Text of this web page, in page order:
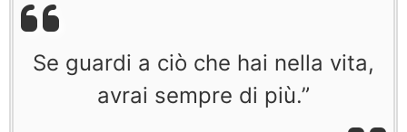
Se guardi a ciò che hai nella vita,
avrai sempre di più.”